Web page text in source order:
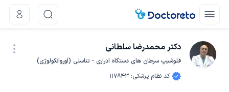
دکتر محمدرضا سلطانی
فلوشیپ سرطان‌ های دستگاه ادراری - تناسلی (اوروانکولوژی)
کد نظام پزشکی:
117843